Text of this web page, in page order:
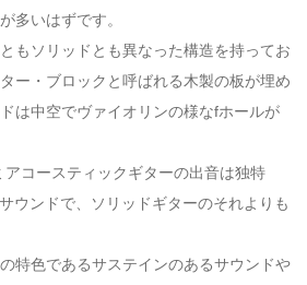
多いはずです。
もソリッドとも異なった構造を持ってお
ー・ブロックと呼ばれる木製の板が埋め
は中空でヴァイオリンの様なfホールが
コースティックギターの出音は独特
ウンドで、ソリッドギターのそれよりも
特色であるサステインのあるサウンドや